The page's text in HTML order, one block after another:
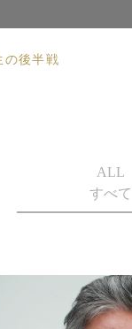
の後半戦
ALL
すべて